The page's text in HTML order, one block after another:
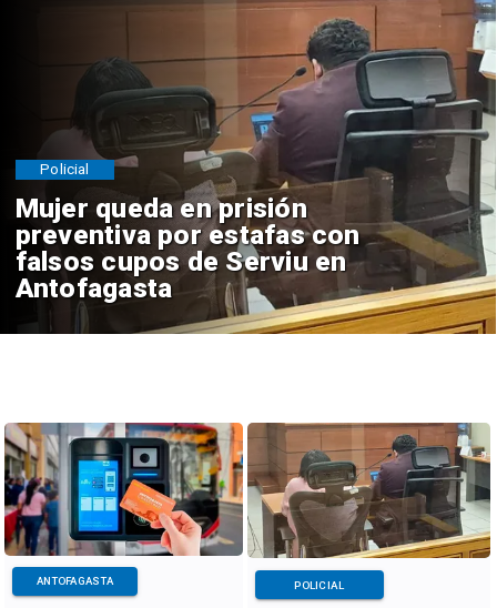
Mujer queda en prisión
preventiva por estafas con
falsos cupos de Serviu en
Antofagasta
Policial
ANTOFAGASTA POLICIAL